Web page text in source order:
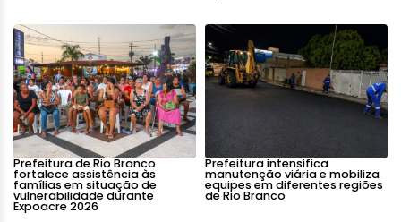
Prefeitura de Rio Branco
fortalece assistência às
famílias em situação de
vulnerabilidade durante
Expoacre 2026
Prefeitura intensifica
manutenção viária e mobiliza
equipes em diferentes regiões
de Rio Branco